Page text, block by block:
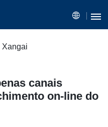
Xangai
canais
on-line do